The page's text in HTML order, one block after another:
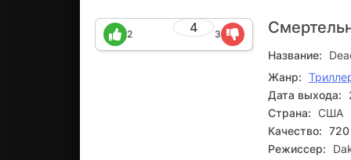
4
2 3
Название:
Жанр:
Дата выхода:
Страна: США
Качество:
Режиссер: